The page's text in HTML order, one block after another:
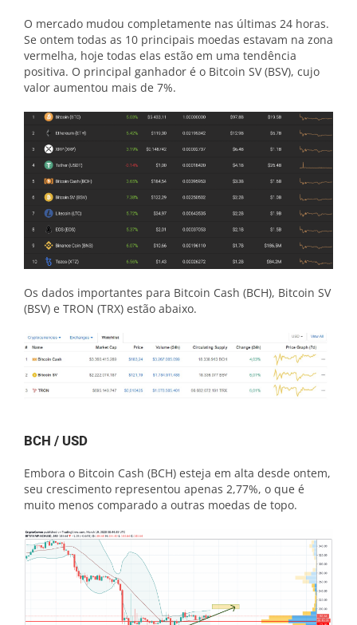
O mercado mudou completamente nas últimas 24 horas.
Se ontem todas as 10 principais moedas estavam na zona
vermelha, hoje todas elas estão em uma tendência
positiva. O principal ganhador é o Bitcoin SV (BSV), cujo
valor aumentou mais de 7%.
Os dados importantes para Bitcoin Cash (BCH), Bitcoin SV
(BSV) e TRON (TRX) estão abaixo.
BCH / USD
Embora o Bitcoin Cash (BCH) esteja em alta desde ontem,
seu crescimento representou apenas 2,77%, o que é
muito menos comparado a outras moedas de topo.